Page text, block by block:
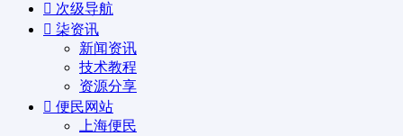
次级导航
柒资讯
新闻资讯
技术教程
资源分享
便民网站
上海便民